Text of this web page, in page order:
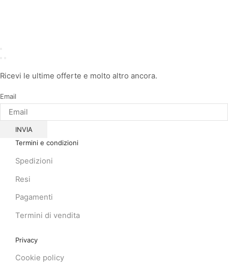
Facebook
Instagram
Whatsapp
Email
Ricevi le ultime offerte e molto altro ancora.
Email
INVIA
Termini e condizioni
Spedizioni
Resi
Pagamenti
Termini di vendita
Privacy
Cookie policy